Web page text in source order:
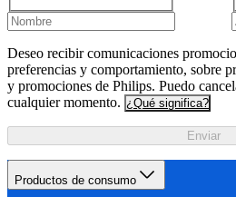
Deseo recibir comunicaciones
preferencias y comportamiento, sobre
y promociones de Philips. Puedo
cualquier momento. ¿Qué significa?
Enviar
Productos de consumo